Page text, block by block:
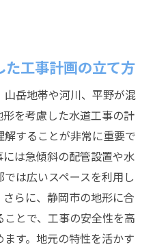
工事計画の立て方
岳地帯や河川、平野が混
を考慮した水道工事の計
することが非常に重要で
は急傾斜の配管設置や水
は広いスペースを利用し
らに、静岡市の地形に合
とで、工事の安全性を高
す。地元の特性を活かす